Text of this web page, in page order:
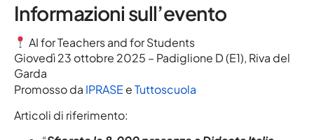
Informazioni sull’evento
AI for Teachers and for Students
Giovedì 23 ottobre 2025 – Padiglione D (E1), Riva del
Garda
Promosso da IPRASE eTuttoscuola
Articoli di riferimento: